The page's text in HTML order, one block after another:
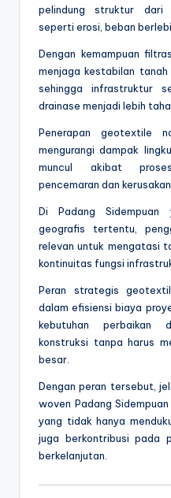
pelindung struktur
seperti erosi, beban
Dengan kemampuan
menjaga kestabilan
sehingga infrastruktur
drainase menjadi lebih
Penerapan geotextile
mengurangi dampak
muncul akibat
pencemaran dan
Di Padang Sidempuan
geografis tertentu,
relevan untuk mengatasi
kontinuitas fungsi
Peran strategis
dalam efisiensi biaya
kebutuhan perbaikan
konstruksi tanpa harus
besar.
Dengan peran tersebut,
woven Padang
yang tidak hanya
juga berkontribusi pada
berkelanjutan.